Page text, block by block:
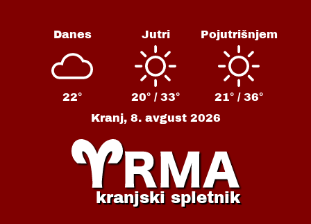
Danes
22°
Jutri
20° / 33°
Pojutrišnjem
21° / 36°
Kranj, 8. avgust 2026
kranjski spletnik